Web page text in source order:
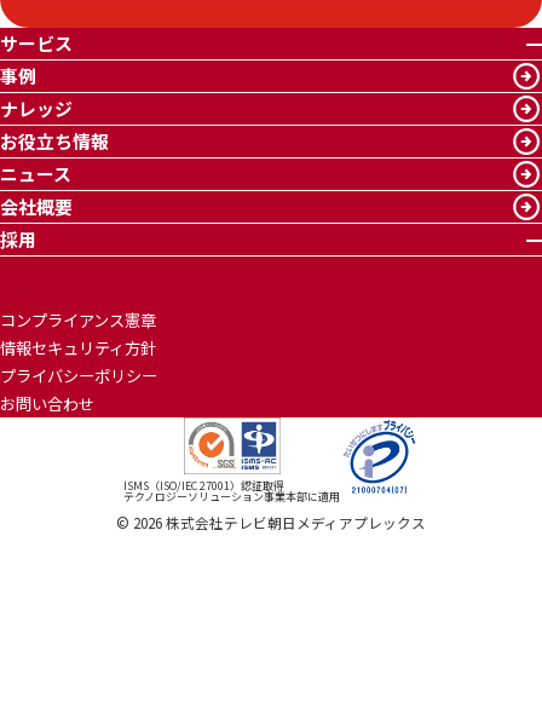
サービス
事例
ナレッジ
お役立ち情報
ニュース
会社概要
採用
コンプライアンス憲章
情報セキュリティ方針
プライバシーポリシー
お問い合わせ
ISMS（ISO/IEC 27001）認証取得
テクノロジーソリューション事業本部に適用
© 2026株式会社テレビ朝日メディアプレックス